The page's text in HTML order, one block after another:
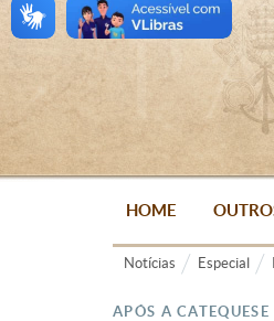
HOME
Notícias Especial
APÓS A CATEQUESE